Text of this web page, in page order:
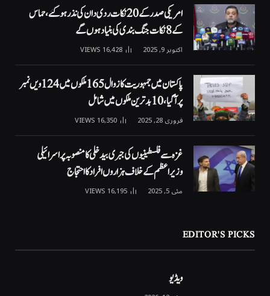
امریکی صدر کے 20 نکات ردی دان کی نذر ہوگئے، حماس
کے 8 نکات جنگ بندی کی بنیاد ہوں گے
اکتوبر 9, 2025 16,428
VIEWS
پاکستان میں جمہوریت کا زوال 165 ملکوں میں 124ویں نمبر
پر آگیا، 10 بدترین ملکوں میں شامل
فروری 28, 2025 16,350
VIEWS
غزہ سے فلسطینیوں کی جبری بیدخلی کا منصوبہ پر اسرائیلی
وزیراعظم کے خلاف ہزاروں افراد کا احتجاج
مئی 5, 2025 16,195
VIEWS
EDITOR'S PICKS
ویڈیو